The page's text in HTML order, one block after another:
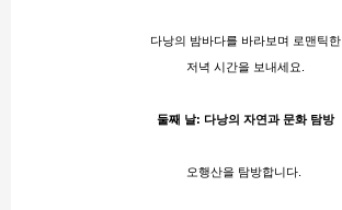
다낭의 밤바다를 바라보며 로맨틱한
저녁 시간을 보내세요.
둘째 날: 다낭의 자연과 문화 탐방
오행산을 탐방합니다​​.